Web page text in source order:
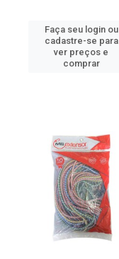
Faça seu login ou
cadastre-se para
ver preços e
comprar